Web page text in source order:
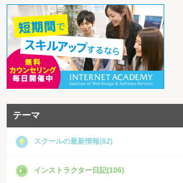
テーマ
スクールの最新情報(82)
インストラクター日記(106)